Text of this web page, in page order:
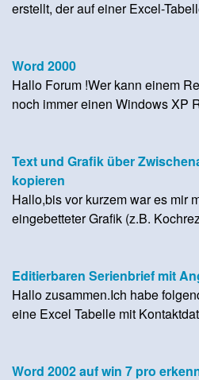
erstellt, der auf einer Excel-
Word 2000
Hallo Forum !Wer kann einem
noch immer einen Windows XP
Text und Grafik über
kopieren
Hallo,bis vor kurzem war es mir
eingebetteter Grafik (z.B.
Editierbaren Serienbrief mit
Hallo zusammen.Ich habe
eine Excel Tabelle mit
Word 2002 auf win 7 pro